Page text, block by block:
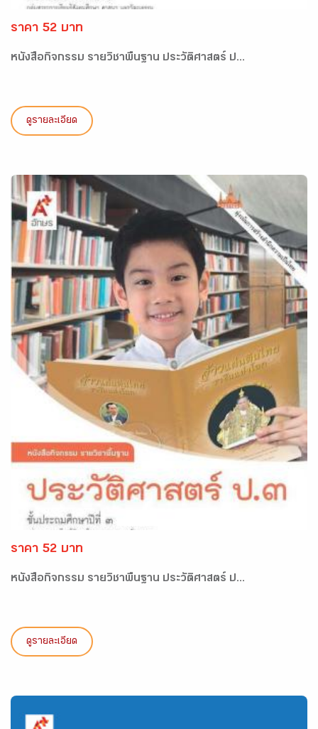
ราคา 52 บาท
หนังสือกิจกรรม รายวิชาพื้นฐาน ประวัติศาสตร์ ป...
ดูรายละเอียด
ราคา 52 บาท
หนังสือกิจกรรม รายวิชาพื้นฐาน ประวัติศาสตร์ ป...
ดูรายละเอียด